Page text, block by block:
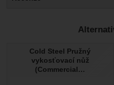
Nebyla
Cold Steel Pružný
vykosťovací nůž
(Commercial…